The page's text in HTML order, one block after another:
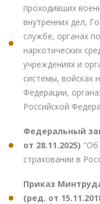
проходивших
внутренних дел,
службе, органах
наркотических
учреждениях и
системы, войсках
Федерации,
Российской
Федеральный
от 28.11.2025) "Об
страховании в
Приказ
(ред. от